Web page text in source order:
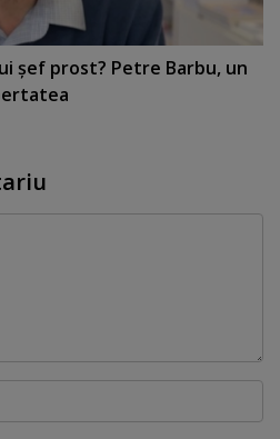
şef prost? Petre Barbu, un